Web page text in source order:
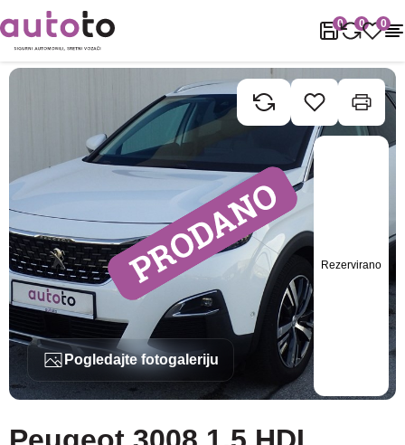
0 0 0
Naslovnica Rabljena vozila Peugeot 3008 1.5
Rezervirano
Pogledajte fotogaleriju